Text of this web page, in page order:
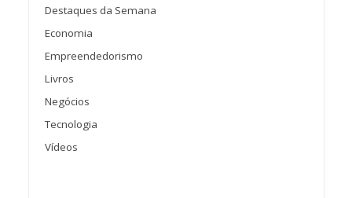
Destaques da Semana
Economia
Empreendedorismo
Livros
Negócios
Tecnologia
Vídeos